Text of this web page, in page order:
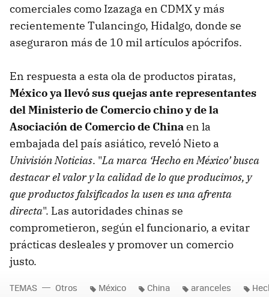
comerciales como Izazaga en CDMX y más
recientemente Tulancingo, Hidalgo, donde se
aseguraron más de 10 mil artículos apócrifos.
En respuesta a esta ola de productos piratas,
México ya llevó sus quejas ante representantes
del Ministerio de Comercio chino y de la
Asociación de Comercio de Chinaen la
embajada del país asiático, reveló Nieto a
Univisión Noticias. "La marca ‘Hecho en México’ busca
destacar el valor y la calidad de lo que producimos, y
que productos falsificados la usen es una afrenta
directa". Las autoridades chinas se
comprometieron, según el funcionario, a evitar
prácticas desleales y promover un comercio
justo.
TEMAS Otros México China aranceles